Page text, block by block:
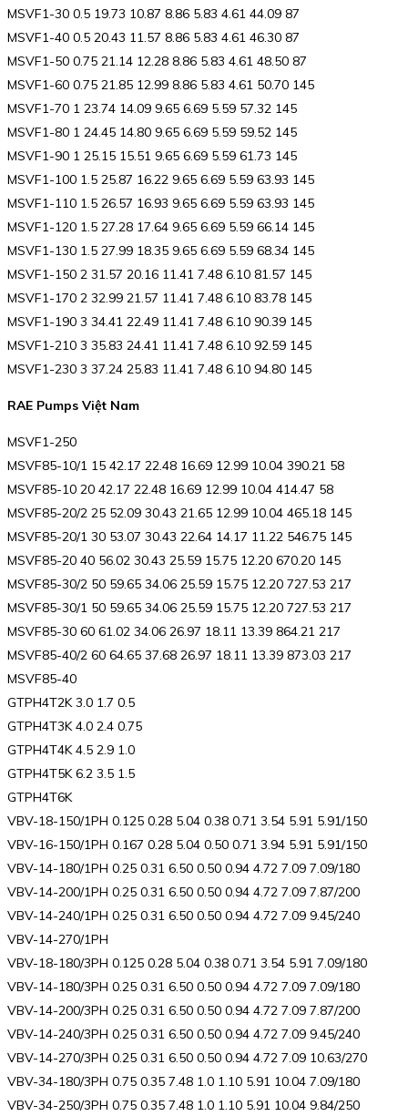
MSVF1-30 0.5 19.73 10.87 8.86 5.83 4.61 44.09 87
MSVF1-40 0.5 20.43 11.57 8.86 5.83 4.61 46.30 87
MSVF1-50 0.75 21.14 12.28 8.86 5.83 4.61 48.50 87
MSVF1-60 0.75 21.85 12.99 8.86 5.83 4.61 50.70 145
MSVF1-70 1 23.74 14.09 9.65 6.69 5.59 57.32 145
MSVF1-80 1 24.45 14.80 9.65 6.69 5.59 59.52 145
MSVF1-90 1 25.15 15.51 9.65 6.69 5.59 61.73 145
MSVF1-100 1.5 25.87 16.22 9.65 6.69 5.59 63.93 145
MSVF1-110 1.5 26.57 16.93 9.65 6.69 5.59 63.93 145
MSVF1-120 1.5 27.28 17.64 9.65 6.69 5.59 66.14 145
MSVF1-130 1.5 27.99 18.35 9.65 6.69 5.59 68.34 145
MSVF1-150 2 31.57 20.16 11.41 7.48 6.10 81.57 145
MSVF1-170 2 32.99 21.57 11.41 7.48 6.10 83.78 145
MSVF1-190 3 34.41 22.49 11.41 7.48 6.10 90.39 145
MSVF1-210 3 35.83 24.41 11.41 7.48 6.10 92.59 145
MSVF1-230 3 37.24 25.83 11.41 7.48 6.10 94.80 145
RAE Pumps Việt Nam
MSVF1-250
MSVF85-10/1 15 42.17 22.48 16.69 12.99 10.04 390.21 58
MSVF85-10 20 42.17 22.48 16.69 12.99 10.04 414.47 58
MSVF85-20/2 25 52.09 30.43 21.65 12.99 10.04 465.18 145
MSVF85-20/1 30 53.07 30.43 22.64 14.17 11.22 546.75 145
MSVF85-20 40 56.02 30.43 25.59 15.75 12.20 670.20 145
MSVF85-30/2 50 59.65 34.06 25.59 15.75 12.20 727.53 217
MSVF85-30/1 50 59.65 34.06 25.59 15.75 12.20 727.53 217
MSVF85-30 60 61.02 34.06 26.97 18.11 13.39 864.21 217
MSVF85-40/2 60 64.65 37.68 26.97 18.11 13.39 873.03 217
MSVF85-40
GTPH4T2K 3.0 1.7 0.5
GTPH4T3K 4.0 2.4 0.75
GTPH4T4K 4.5 2.9 1.0
GTPH4T5K 6.2 3.5 1.5
GTPH4T6K
VBV-18-150/1PH 0.125 0.28 5.04 0.38 0.71 3.54 5.91 5.91/150
VBV-16-150/1PH 0.167 0.28 5.04 0.50 0.71 3.94 5.91 5.91/150
VBV-14-180/1PH 0.25 0.31 6.50 0.50 0.94 4.72 7.09 7.09/180
VBV-14-200/1PH 0.25 0.31 6.50 0.50 0.94 4.72 7.09 7.87/200
VBV-14-240/1PH 0.25 0.31 6.50 0.50 0.94 4.72 7.09 9.45/240
VBV-14-270/1PH
VBV-18-180/3PH 0.125 0.28 5.04 0.38 0.71 3.54 5.91 7.09/180
VBV-14-180/3PH 0.25 0.31 6.50 0.50 0.94 4.72 7.09 7.09/180
VBV-14-200/3PH 0.25 0.31 6.50 0.50 0.94 4.72 7.09 7.87/200
VBV-14-240/3PH 0.25 0.31 6.50 0.50 0.94 4.72 7.09 9.45/240
VBV-14-270/3PH 0.25 0.31 6.50 0.50 0.94 4.72 7.09 10.63/270
VBV-34-180/3PH 0.75 0.35 7.48 1.0 1.10 5.91 10.04 7.09/180
VBV-34-250/3PH 0.75 0.35 7.48 1.0 1.10 5.91 10.04 9.84/250